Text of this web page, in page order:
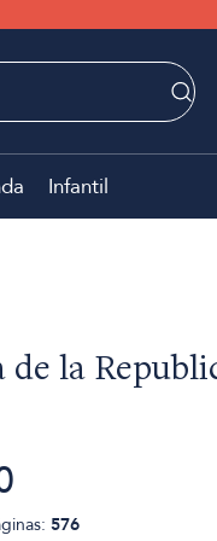
Infantil
la
576